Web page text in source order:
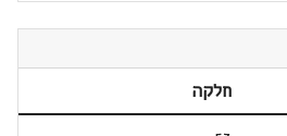
חלקה